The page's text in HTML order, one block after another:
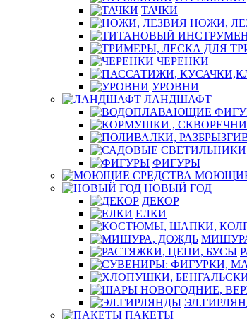
ТАЧКИ
НОЖИ,
ЧЕРЕНКИ
УРОВНИ
ЛАНДШАФТ
ФИГУРЫ
МОЮЩИЕ
НОВЫЙ ГОД
ДЕКОР
ЕЛКИ
ПАКЕТЫ